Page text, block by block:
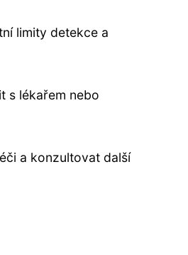
limity detekce a
s lékařem nebo
a konzultovat další